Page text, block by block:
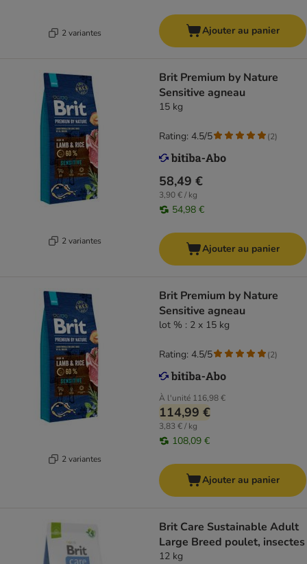
2 variantes Ajouter au panier
2 variantes
Brit Premium by Nature
Sensitive agneau
15 kg
58,49 €
3,90 € / kg
54,98 €
Rating: 4.5/5 (2)
Ajouter au panier
2 variantes
Brit Premium by Nature
Sensitive agneau
lot % : 2 x 15 kg
À l'unité 116,98 €
114,99 €
3,83 € / kg
108,09 €
Rating: 4.5/5 (2)
Ajouter au panier
Brit Care Sustainable Adult
Large Breed poulet, insectes
12 kg